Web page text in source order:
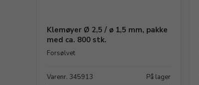
Klemøyer Ø 2,5 / ø 1,5 mm, pakke
med ca. 800 stk.
Forsølvet
Varenr. 345913 På lager